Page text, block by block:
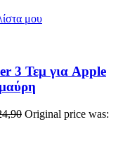
μου
3 Τεμ για Apple
Original price was: